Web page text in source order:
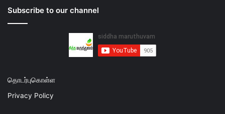
Subscribe to our channel
தொடர்புகொள்ள
Privacy Policy